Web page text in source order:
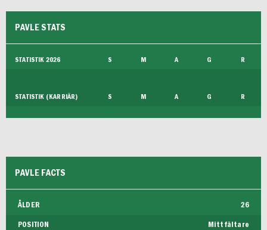
PAVLE STATS
STATISTIK 2026 S M A G R
STATISTIK (KARRIÄR) S M A G R
PAVLE FACTS
ÅLDER 26
POSITION Mittfältare